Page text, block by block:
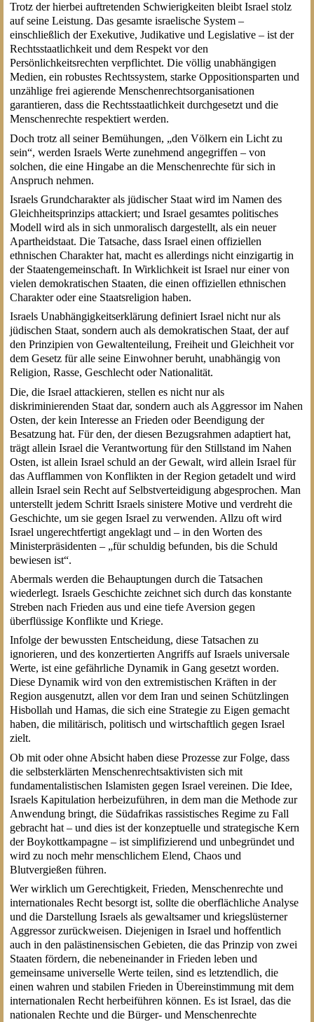
Trotz der hierbei auftretenden Schwierigkeiten bleibt Israel stolz
auf seine Leistung. Das gesamte israelische System –
einschließlich der Exekutive, Judikative und Legislative – ist der
Rechtsstaatlichkeit und dem Respekt vor den
Persönlichkeitsrechten verpflichtet. Die völlig unabhängigen
Medien, ein robustes Rechtssystem, starke Oppositionsparten und
unzählige frei agierende Menschenrechtsorganisationen
garantieren, dass die Rechtsstaatlichkeit durchgesetzt und die
Menschenrechte respektiert werden.
Doch trotz all seiner Bemühungen, „den Völkern ein Licht zu
sein“, werden Israels Werte zunehmend angegriffen – von
solchen, die eine Hingabe an die Menschenrechte für sich in
Anspruch nehmen.
Israels Grundcharakter als jüdischer Staat wird im Namen des
Gleichheitsprinzips attackiert; und Israel gesamtes politisches
Modell wird als in sich unmoralisch dargestellt, als ein neuer
Apartheidstaat. Die Tatsache, dass Israel einen offiziellen
ethnischen Charakter hat, macht es allerdings nicht einzigartig in
der Staatengemeinschaft. In Wirklichkeit ist Israel nur einer von
vielen demokratischen Staaten, die einen offiziellen ethnischen
Charakter oder eine Staatsreligion haben.
Israels Unabhängigkeitserklärung definiert Israel nicht nur als
jüdischen Staat, sondern auch als demokratischen Staat, der auf
den Prinzipien von Gewaltenteilung, Freiheit und Gleichheit vor
dem Gesetz für alle seine Einwohner beruht, unabhängig von
Religion, Rasse, Geschlecht oder Nationalität.
Die, die Israel attackieren, stellen es nicht nur als
diskriminierenden Staat dar, sondern auch als Aggressor im Nahen
Osten, der kein Interesse an Frieden oder Beendigung der
Besatzung hat. Für den, der diesen Bezugsrahmen adaptiert hat,
trägt allein Israel die Verantwortung für den Stillstand im Nahen
Osten, ist allein Israel schuld an der Gewalt, wird allein Israel für
das Aufflammen von Konflikten in der Region getadelt und wird
allein Israel sein Recht auf Selbstverteidigung abgesprochen. Man
unterstellt jedem Schritt Israels sinistere Motive und verdreht die
Geschichte, um sie gegen Israel zu verwenden. Allzu oft wird
Israel ungerechtfertigt angeklagt und – in den Worten des
Ministerpräsidenten – „für schuldig befunden, bis die Schuld
bewiesen ist“.
Abermals werden die Behauptungen durch die Tatsachen
wiederlegt. Israels Geschichte zeichnet sich durch das konstante
Streben nach Frieden aus und eine tiefe Aversion gegen
überflüssige Konflikte und Kriege.
Infolge der bewussten Entscheidung, diese Tatsachen zu
ignorieren, und des konzertierten Angriffs auf Israels universale
Werte, ist eine gefährliche Dynamik in Gang gesetzt worden.
Diese Dynamik wird von den extremistischen Kräften in der
Region ausgenutzt, allen vor dem Iran und seinen Schützlingen
Hisbollah und Hamas, die sich eine Strategie zu Eigen gemacht
haben, die militärisch, politisch und wirtschaftlich gegen Israel
zielt.
Ob mit oder ohne Absicht haben diese Prozesse zur Folge, dass
die selbsterklärten Menschenrechtsaktivisten sich mit
fundamentalistischen Islamisten gegen Israel vereinen. Die Idee,
Israels Kapitulation herbeizuführen, in dem man die Methode zur
Anwendung bringt, die Südafrikas rassistisches Regime zu Fall
gebracht hat – und dies ist der konzeptuelle und strategische Kern
der Boykottkampagne – ist simplifizierend und unbegründet und
wird zu noch mehr menschlichem Elend, Chaos und
Blutvergießen führen.
Wer wirklich um Gerechtigkeit, Frieden, Menschenrechte und
internationales Recht besorgt ist, sollte die oberflächliche Analyse
und die Darstellung Israels als gewaltsamer und kriegslüsterner
Aggressor zurückweisen. Diejenigen in Israel und hoffentlich
auch in den palästinensischen Gebieten, die das Prinzip von zwei
Staaten fördern, die nebeneinander in Frieden leben und
gemeinsame universelle Werte teilen, sind es letztendlich, die
einen wahren und stabilen Frieden in Übereinstimmung mit dem
internationalen Recht herbeiführen können. Es ist Israel, das die
nationalen Rechte und die Bürger- und Menschenrechte